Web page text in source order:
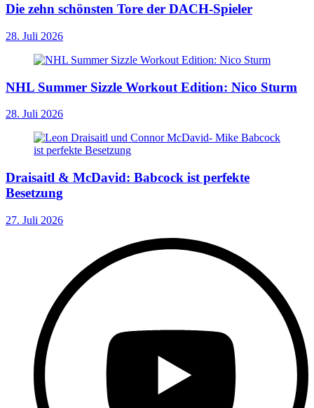
Die zehn schönsten Tore der DACH-Spieler
28. Juli 2026
NHL Summer Sizzle Workout Edition: Nico Sturm
28. Juli 2026
Draisaitl & McDavid: Babcock ist perfekte
Besetzung
27. Juli 2026